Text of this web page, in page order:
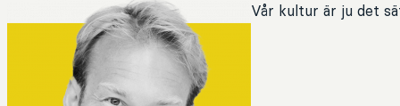
Vår kultur är ju det